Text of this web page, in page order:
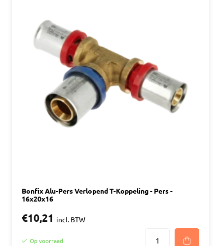
Bonfix Alu-Pers Verlopend T-Koppeling - Pers -
16x20x16
€10,21 incl. BTW
Op voorraad